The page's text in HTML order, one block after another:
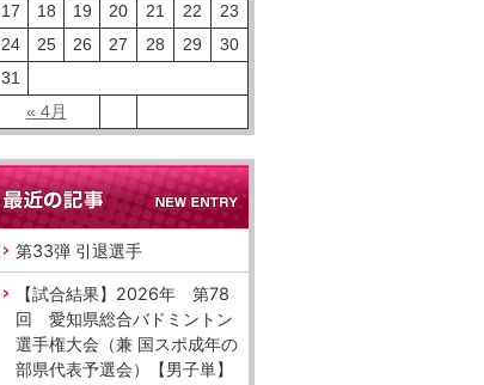
« 4月
17
18 19 20 21 22
23
24
25 26 27 28 29
30
31
第33弾 引退選手
【試合結果】2026年 第78
回 愛知県総合バドミントン
選手権大会（兼 国スポ成年の
部県代表予選会）【男子単】